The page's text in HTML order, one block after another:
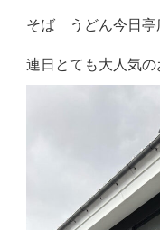
そば うどん今日亭
連日とても大人気の